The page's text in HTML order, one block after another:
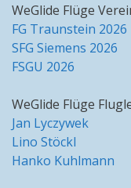
WeGlide Flüge
FG Traunstein 2026
SFG Siemens 2026
FSGU 2026
WeGlide Flüge
Jan Lyczywek
Lino Stöckl
Hanko Kuhlmann